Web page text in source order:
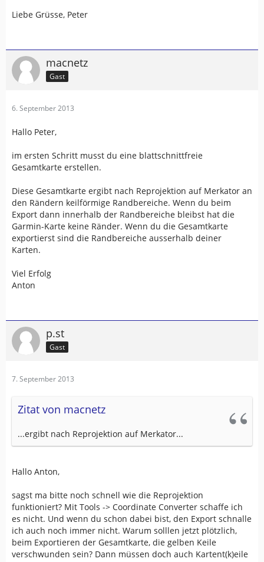
Liebe Grüsse, Peter
macnetz
Gast
6. September 2013
Hallo Peter,
im ersten Schritt musst du eine blattschnittfreie
Gesamtkarte erstellen.
Diese Gesamtkarte ergibt nach Reprojektion auf Merkator an
den Rändern keilförmige Randbereiche. Wenn du beim
Export dann innerhalb der Randbereiche bleibst hat die
Garmin-Karte keine Ränder. Wenn du die Gesamtkarte
exportierst sind die Randbereiche ausserhalb deiner
Karten.
Viel Erfolg
Anton
p.st
Gast
7. September 2013
Zitat von macnetz
...ergibt nach Reprojektion auf Merkator...
Hallo Anton,
sagst ma bitte noch schnell wie die Reprojektion
funktioniert? Mit Tools -> Coordinate Converter schaffe ich
es nicht. Und wenn du schon dabei bist, den Export schnalle
ich auch noch immer nicht. Warum solllen jetzt plötzlich,
beim Exportieren der Gesamtkarte, die gelben Keile
verschwunden sein? Dann müssen doch auch Kartent(k)eile